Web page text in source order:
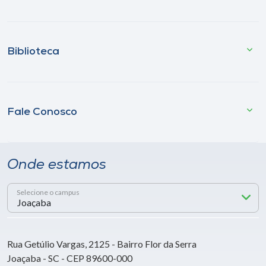
Biblioteca
Fale Conosco
Onde estamos
Selecione o campus
Rua Getúlio Vargas, 2125 - Bairro Flor da Serra
Joaçaba - SC - CEP 89600-000